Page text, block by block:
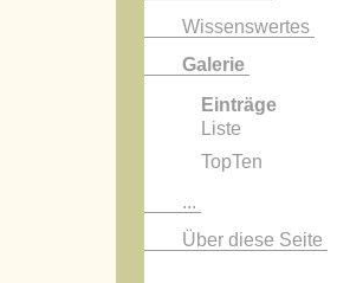
Wissenswertes
Galerie
Einträge
Liste
TopTen
...
Über diese Seite